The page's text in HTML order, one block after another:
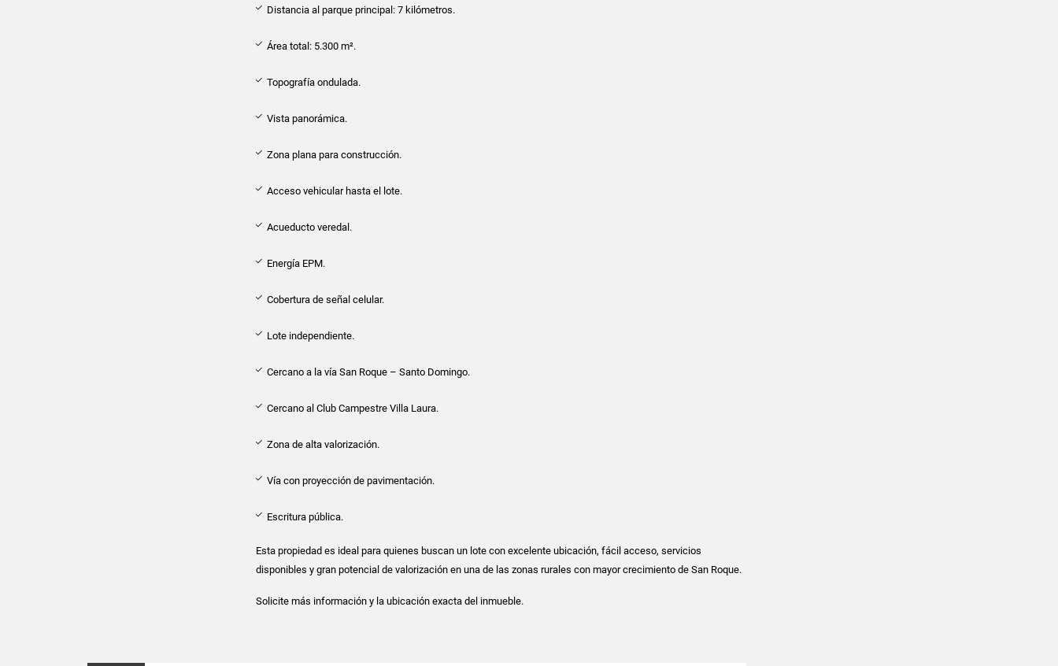
Distancia al parque principal: 7 kilómetros.
Área total: 5.300 m².
Topografía ondulada.
Vista panorámica.
Zona plana para construcción.
Acceso vehicular hasta el lote.
Acueducto veredal.
Energía EPM.
Cobertura de señal celular.
Lote independiente.
Cercano a la vía San Roque – Santo Domingo.
Cercano al Club Campestre Villa Laura.
Zona de alta valorización.
Vía con proyección de pavimentación.
Escritura pública.
Esta propiedad es ideal para quienes buscan un lote con excelente ubicación, fácil acceso, servicios
disponibles y gran potencial de valorización en una de las zonas rurales con mayor crecimiento de San Roque.
Solicite más información y la ubicación exacta del inmueble.